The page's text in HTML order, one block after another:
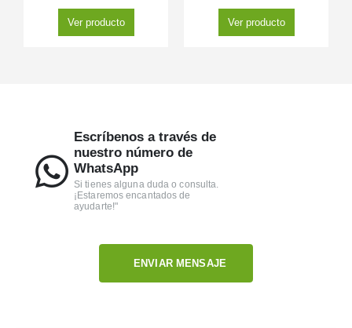
Ver producto Ver producto
Escríbenos a través de
nuestro número de
WhatsApp
Si tienes alguna duda o consulta.
¡Estaremos encantados de
ayudarte!"
ENVIAR MENSAJE